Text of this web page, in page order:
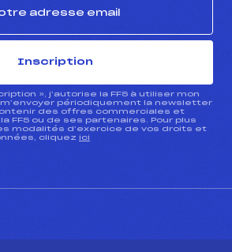
Inscription
», j’autorise la FFS à utiliser mon
périodiquement la newsletter
des offres commerciales et
FFS ou de ses partenaires. Pour plus
modalités d’exercice de vos droits et
cliquez ici